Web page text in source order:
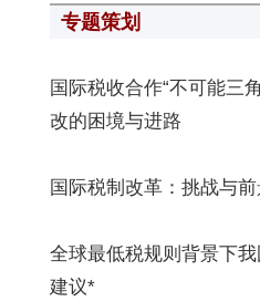
专题策划
国际税收合作“不可能三
改的困境与进路
国际税制改革：挑战与
全球最低税规则背景下
建议*